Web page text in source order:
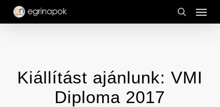
Skip
search
Menu
Kiállítást ajánlunk: VMI
Diploma 2017